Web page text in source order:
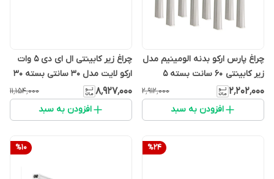
چراغ پارس ارکو بدنه الومینیم مدل
زیر کابینتی 60 سانت بسته ۵
عددی
۲٬۲۰۲٬۰۰۰ ۲٬۹۱۲٬۰۰۰
افزودن به سبد
چراغ زیر کابینتی ال ای دی 5 وات
ارکو لایت مدل 30 سانتی بسته 30
تایی
۸٬۹۲۷٬۰۰۰ ۱۱٬۱۵۴٬۰۰۰
افزودن به سبد
%24
%10